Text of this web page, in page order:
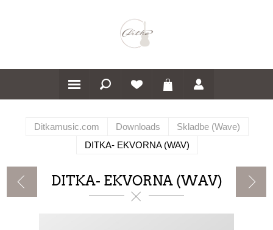
Ditkamusic.com Downloads
Skladbe (Wave)
DITKA- EKVORNA (WAV)
DITKA- EKVORNA (WAV)